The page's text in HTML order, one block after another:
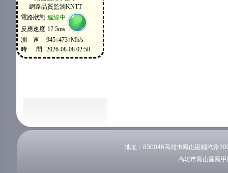
:::
地址：830046高雄市鳳山區輜汽路
高雄市鳳山區鳳